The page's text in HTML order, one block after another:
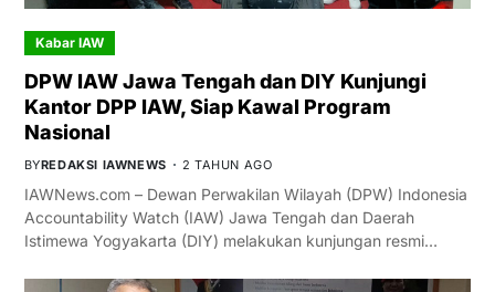
Kabar IAW
DPW IAW Jawa Tengah dan DIY Kunjungi
Kantor DPP IAW, Siap Kawal Program
Nasional
BYREDAKSI IAWNEWS 2 TAHUN AGO
IAWNews.com – Dewan Perwakilan Wilayah (DPW) Indonesia
Accountability Watch (IAW) Jawa Tengah dan Daerah
Istimewa Yogyakarta (DIY) melakukan kunjungan resmi…